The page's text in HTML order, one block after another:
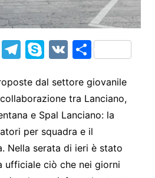
s
T
e
gr
a
m
S
y
p
e
V S
ar
e
dal settore giovanile
tra Lanciano,
e Spal Lanciano: la
per squadra e il
Nella serata di ieri è stato
ufficiale ciò che nei giorni